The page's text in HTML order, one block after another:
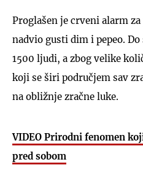
Proglašen je crveni alarm
nadvio gusti dim i pepeo.
1500 ljudi, a zbog velike
koji se širi područjem sav
na obližnje zračne luke.
VIDEO Prirodni fenomen
pred sobom